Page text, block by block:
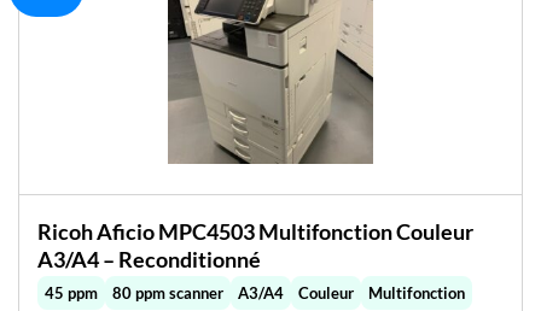
Ricoh Aficio MPC4503 Multifonction Couleur
A3/A4 – Reconditionné
45 ppm 80 ppm scanner A3/A4 Couleur
Multifonction